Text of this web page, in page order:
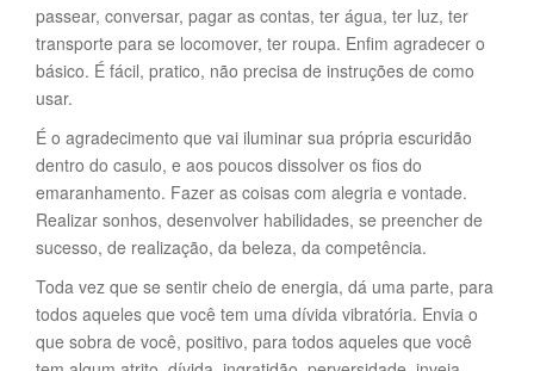
passear, conversar, pagar as contas, ter água, ter luz, ter
transporte para se locomover, ter roupa. Enfim agradecer o
básico. É fácil, pratico, não precisa de instruções de como
usar.
É o agradecimento que vai iluminar sua própria escuridão
dentro do casulo, e aos poucos dissolver os fios do
emaranhamento. Fazer as coisas com alegria e vontade.
Realizar sonhos, desenvolver habilidades, se preencher de
sucesso, de realização, da beleza, da competência.
Toda vez que se sentir cheio de energia, dá uma parte, para
todos aqueles que você tem uma dívida vibratória. Envia o
que sobra de você, positivo, para todos aqueles que você